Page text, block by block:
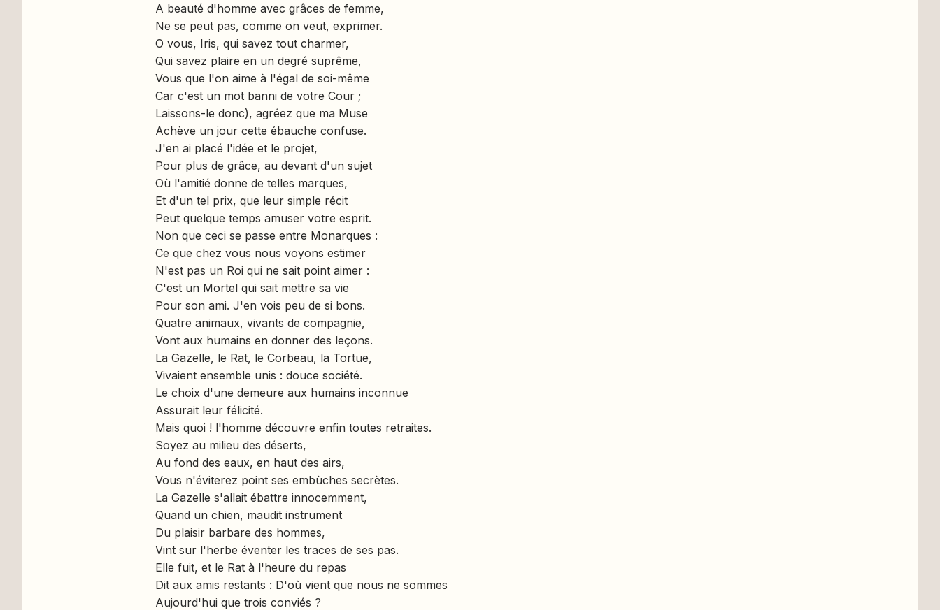
A beauté d'homme avec grâces de femme,
Ne se peut pas, comme on veut, exprimer.
O vous, Iris, qui savez tout charmer,
Qui savez plaire en un degré suprême,
Vous que l'on aime à l'égal de soi-même
Car c'est un mot banni de votre Cour ;
Laissons-le donc), agréez que ma Muse
Achève un jour cette ébauche confuse.
J'en ai placé l'idée et le projet,
Pour plus de grâce, au devant d'un sujet
Où l'amitié donne de telles marques,
Et d'un tel prix, que leur simple récit
Peut quelque temps amuser votre esprit.
Non que ceci se passe entre Monarques :
Ce que chez vous nous voyons estimer
N'est pas un Roi qui ne sait point aimer :
C'est un Mortel qui sait mettre sa vie
Pour son ami. J'en vois peu de si bons.
Quatre animaux, vivants de compagnie,
Vont aux humains en donner des leçons.
La Gazelle, le Rat, le Corbeau, la Tortue,
Vivaient ensemble unis : douce société.
Le choix d'une demeure aux humains inconnue
Assurait leur félicité.
Mais quoi ! l'homme découvre enfin toutes retraites.
Soyez au milieu des déserts,
Au fond des eaux, en haut des airs,
Vous n'éviterez point ses embùches secrètes.
La Gazelle s'allait ébattre innocemment,
Quand un chien, maudit instrument
Du plaisir barbare des hommes,
Vint sur l'herbe éventer les traces de ses pas.
Elle fuit, et le Rat à l'heure du repas
Dit aux amis restants : D'où vient que nous ne sommes
Aujourd'hui que trois conviés ?